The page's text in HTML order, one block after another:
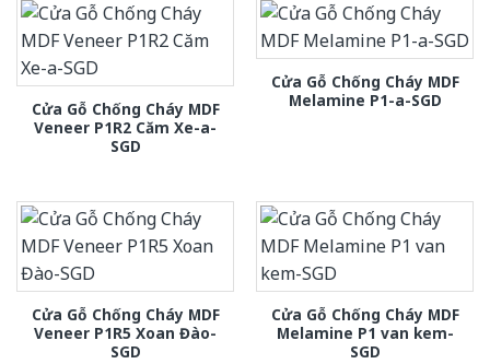
Cửa Gỗ Chống Cháy MDF
Veneer P1R2 Căm Xe-a-
SGD
Cửa Gỗ Chống Cháy MDF
Melamine P1-a-SGD
Cửa Gỗ Chống Cháy MDF
Veneer P1R5 Xoan Đào-
SGD
Cửa Gỗ Chống Cháy MDF
Melamine P1 van kem-
SGD